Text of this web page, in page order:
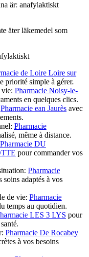
är: anafylaktiskt
äter läkemedel som
de Loire Loire sur
priorité simple à gérer.
Pharmacie Noisy-le-
en quelques clics.
Pharmacie ean Jaurès avec
Pharmacie
même à distance.
Pharmacie DU
pour commander vos
Pharmacie
soins adaptés à vos
de vie: Pharmacie
temps au quotidien.
LES 3 LYS pour
Pharmacie De Rocabey
à vos besoins